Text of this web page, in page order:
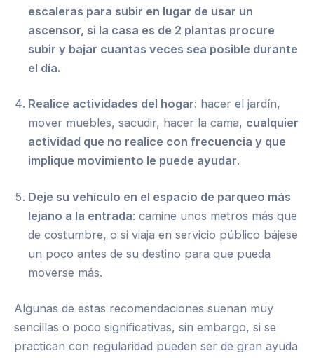
escaleras para subir en lugar de usar un
ascensor, si la casa es de 2 plantas procure
subir y bajar cuantas veces sea posible durante
el día.
Realice actividades del hogar: hacer el jardín,
mover muebles, sacudir, hacer la cama, cualquier
actividad que no realice con frecuencia y que
implique movimiento le puede ayudar.
Deje su vehículo en el espacio de parqueo más
lejano a la entrada: camine unos metros más que
de costumbre, o si viaja en servicio público bájese
un poco antes de su destino para que pueda
moverse más.
Algunas de estas recomendaciones suenan muy
sencillas o poco significativas, sin embargo, si se
practican con regularidad pueden ser de gran ayuda